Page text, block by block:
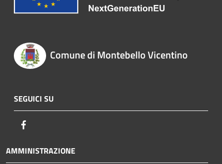
Comune di Montebello Vicentino
SEGUICI SU
AMMINISTRAZIONE